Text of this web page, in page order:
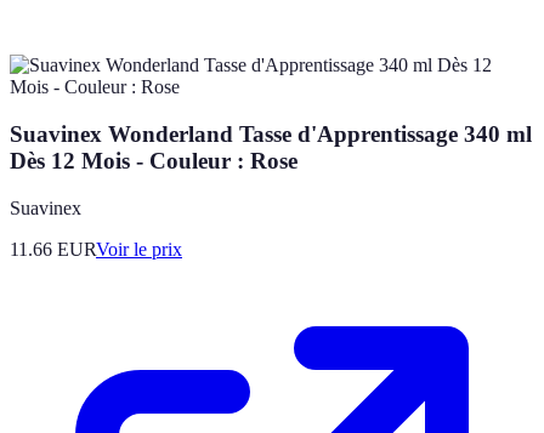
Suavinex Wonderland Tasse d'Apprentissage 340 ml
Dès 12 Mois - Couleur : Rose
Suavinex
11.66 EURVoir le prix